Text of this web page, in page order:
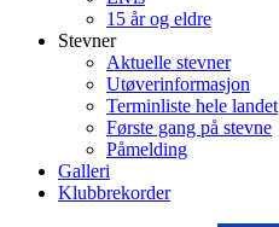
15 år og eldre
Stevner
Aktuelle stevner
Utøverinformasjon
Terminliste hele landet
Første gang på stevne
Påmelding
Galleri
Klubbrekorder